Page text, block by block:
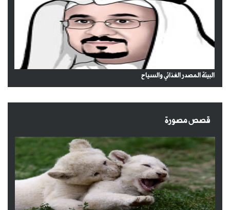
البيئة المصدر الغذائي والسياح
قصص مصورة